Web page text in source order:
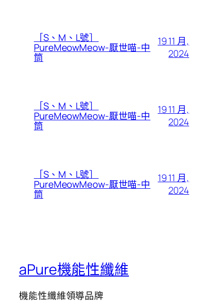
［S、M、L號］
PureMeowMeow-厭世喵-中
筒
19 11 月,
2024
［S、M、L號］
PureMeowMeow-厭世喵-中
筒
19 11 月,
2024
［S、M、L號］
PureMeowMeow-厭世喵-中
筒
19 11 月,
2024
aPure機能性纖維
機能性纖維領導品牌